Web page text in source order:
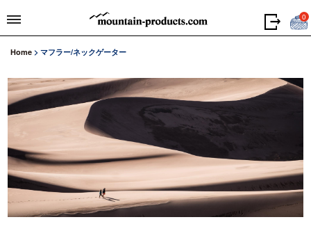
0
Home > マフラー/ネックゲーター